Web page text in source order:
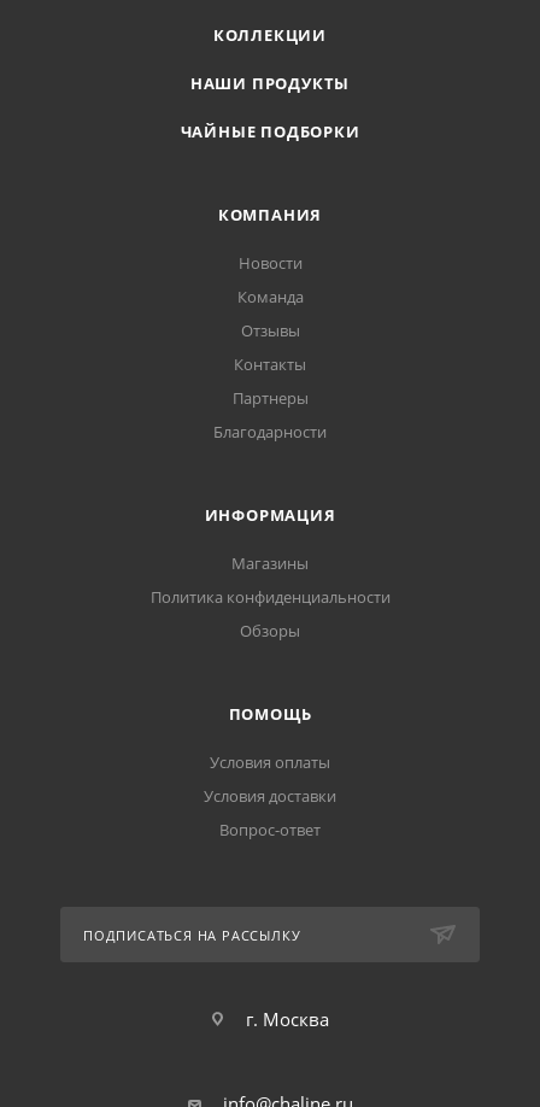
КОЛЛЕКЦИИ
НАШИ ПРОДУКТЫ
ЧАЙНЫЕ ПОДБОРКИ
КОМПАНИЯ
Новости
Команда
Отзывы
Контакты
Партнеры
Благодарности
ИНФОРМАЦИЯ
Магазины
Политика конфиденциальности
Обзоры
ПОМОЩЬ
Условия оплаты
Условия доставки
Вопрос-ответ
ПОДПИСАТЬСЯ НА РАССЫЛКУ
г. Москва